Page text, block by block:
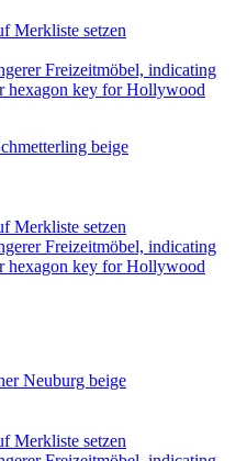
Merkliste setzen
beige
Merkliste setzen
Neuburg beige
Merkliste setzen